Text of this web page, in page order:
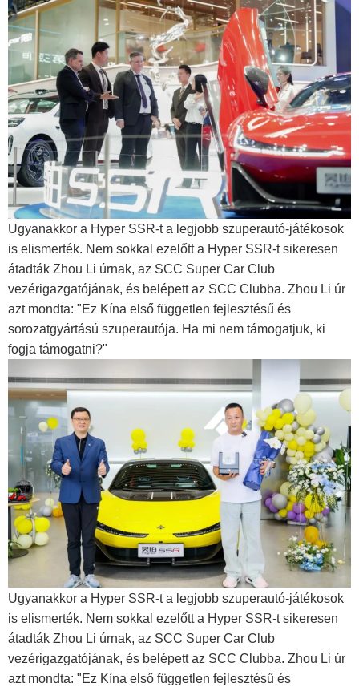
Ugyanakkor a Hyper SSR-t a legjobb szuperautó-játékosok
is elismerték. Nem sokkal ezelőtt a Hyper SSR-t sikeresen
átadták Zhou Li úrnak, az SCC Super Car Club
vezérigazgatójának, és belépett az SCC Clubba. Zhou Li úr
azt mondta: "Ez Kína első független fejlesztésű és
sorozatgyártású szuperautója. Ha mi nem támogatjuk, ki
fogja támogatni?"
Ugyanakkor a Hyper SSR-t a legjobb szuperautó-játékosok
is elismerték. Nem sokkal ezelőtt a Hyper SSR-t sikeresen
átadták Zhou Li úrnak, az SCC Super Car Club
vezérigazgatójának, és belépett az SCC Clubba. Zhou Li úr
azt mondta: "Ez Kína első független fejlesztésű és